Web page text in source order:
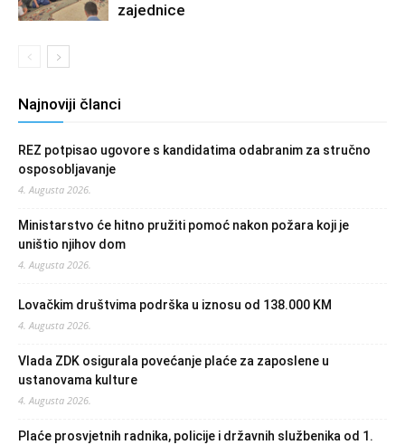
zajednice
Najnoviji članci
REZ potpisao ugovore s kandidatima odabranim za stručno
osposobljavanje
4. Augusta 2026.
Ministarstvo će hitno pružiti pomoć nakon požara koji je
uništio njihov dom
4. Augusta 2026.
Lovačkim društvima podrška u iznosu od 138.000 KM
4. Augusta 2026.
Vlada ZDK osigurala povećanje plaće za zaposlene u
ustanovama kulture
4. Augusta 2026.
Plaće prosvjetnih radnika, policije i državnih službenika od 1.